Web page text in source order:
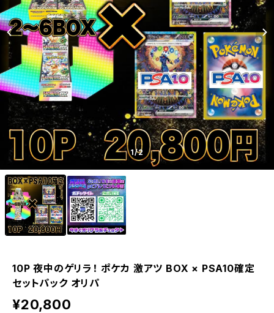
1/2
10P 夜中のゲリラ！ ポケカ 激アツ BOX × PSA10確定
セットパック オリパ
¥20,800